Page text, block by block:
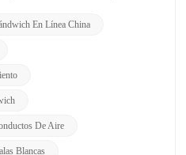
amplia aplicabilidad, han
En Línea China
De Aire
Blancas